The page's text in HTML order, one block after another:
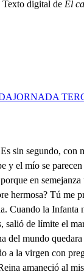
digital de El
JORNADA
eternas. Admirado de esto el Rey como el Sabio le aconseja, entre unos montes mandó fundar una fortaleza. Allí ha criado la Infanta sin que estuviesen con ella, sino sola una hija mía de su edad, y dos doncellas que acuden a su servicio en la cámara, y en la mesa. Tienen tasado un districto del monte, por la aspereza: guardado con muchas guardas, vedado con muchas penas. Salen a cazar por él: y aún la vez que salen, llevan para cubrirse las caras sendos volantes por ellas. Guárdase con tanto extremo la estrechura de esta regla que a ninguna de las dos, ni el Rey ha llegado a bellas. Mas si tu Príncipe Hénrico viene a casarse con ella, dará luz la nueva Aurora a Ungría, y a Ingalaterra. Cosa extraña, no crehía hasta aquí lo que has contado: sobrado crédito ha dado el Rey a la Astrología. Siendo en alguna opinión mentira, locura, y engaño. Los que